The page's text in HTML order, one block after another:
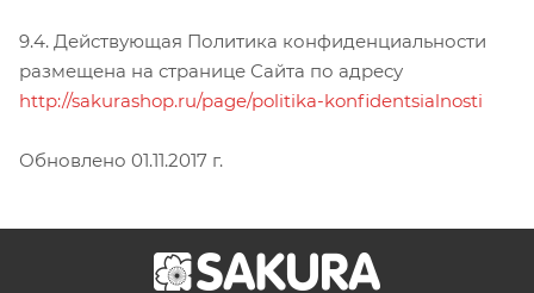
9.4. Действующая Политика конфиденциальности
размещена на странице Сайта по адресу
http://sakurashop.ru/page/politika-konfidentsialnosti
Обновлено 01.11.2017 г.